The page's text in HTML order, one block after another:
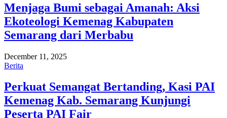
Menjaga Bumi sebagai Amanah: Aksi
Ekoteologi Kemenag Kabupaten
Semarang dari Merbabu
December 11, 2025
Berita
Perkuat Semangat Bertanding, Kasi PAI
Kemenag Kab. Semarang Kunjungi
Peserta PAI Fair